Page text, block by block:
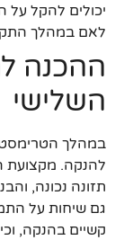
יכולים להקל על
לאם במהלך
ההכנה
השלישי
במהלך
להנקה. מקצועת
תזונה נכונה,
גם שיחות על
קשיים בהנקה,